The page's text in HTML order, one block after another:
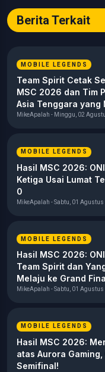
Berita Terkait
MOBILE LEGENDS
Team Spirit Cetak
MSC 2026 dan Tim
Asia Tenggara yang
Turnamen
MikeApalah - Minggu, 02
MOBILE LEGENDS
Hasil MSC 2026:
Ketiga Usai Lumat
0
MikeApalah - Sabtu, 01
MOBILE LEGENDS
Hasil MSC 2026:
Team Spirit dan
Melaju ke Grand
MikeApalah - Sabtu, 01
MOBILE LEGENDS
Hasil MSC 2026:
atas Aurora Gaming,
Semifinal!